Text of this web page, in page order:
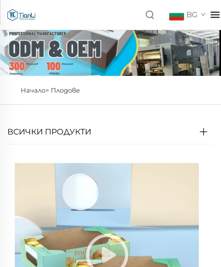
BG
Начало> Плодове
ВСИЧКИ ПРОДУКТИ